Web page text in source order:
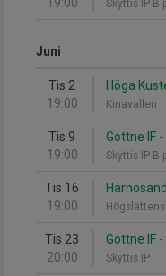
Skyttis IP B-
Juni
Tis 2
19:00
Höga
Kinavallen
Tis 9
19:00
Gottne IF
Skyttis IP B-
Tis 16
19:00
Högslättens
Tis 23
20:00
Gottne IF -
Skyttis IP